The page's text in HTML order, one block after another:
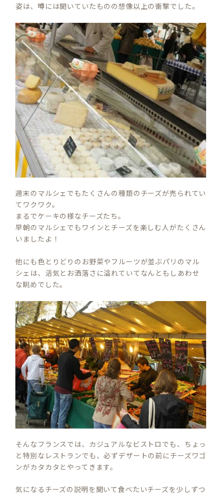
姿は、噂には聞いていたものの想像以上の衝撃でした。
週末のマルシェでもたくさんの種類のチーズが売られてい
てワクワク。
まるでケーキの様なチーズたち。
早朝のマルシェでもワインとチーズを楽しむ人がたくさん
いましたよ！
他にも色とりどりのお野菜やフルーツが並ぶパリのマル
シェは、活気とお洒落さに溢れていてなんともしあわせ
な眺めでした。
そんなフランスでは、カジュアルなビストロでも、ちょっ
と特別なレストランでも、必ずデザートの前にチーズワゴ
ンがカタカタとやってきます。
気になるチーズの説明を聞いて食べたいチーズを少しずつ